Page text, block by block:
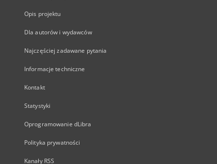
Opis projektu
Dla autorów i wydawców
Najczęściej zadawane pytania
Informacje techniczne
Kontakt
Statystyki
Oprogramowanie dLibra
Polityka prywatności
Kanały RSS